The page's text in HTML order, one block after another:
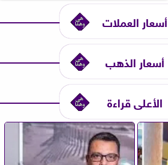
أسعار العملات
أسعار الذهب
الأعلى قراءة